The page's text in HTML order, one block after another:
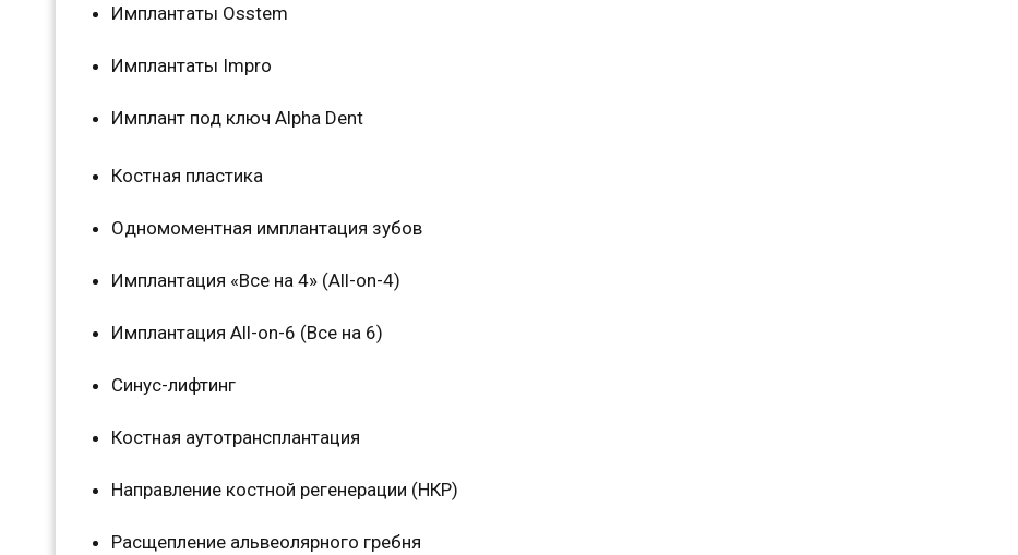
Имплантаты Osstem
Имплантаты Impro
Имплант под ключ Alpha Dent
Костная пластика
Одномоментная имплантация зубов
Имплантация «Все на 4» (All-on-4)
Имплантация All-on-6 (Все на 6)
Синус-лифтинг
Костная аутотрансплантация
Направление костной регенерации (НКР)
Расщепление альвеолярного гребня